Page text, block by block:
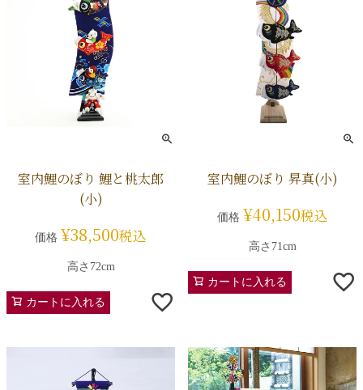
室内鯉のぼり 鯉と桃太郎
(小)
価格 ¥38,500税込
高さ72cm
カートに入れる
室内鯉のぼり 昇真(小)
価格 ¥40,150税込
高さ71cm
カートに入れる